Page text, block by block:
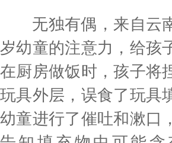
无独有偶，来自云
岁幼童的注意力，给孩
在厨房做饭时，孩子将
玩具外层，误食了玩具
幼童进行了催吐和漱口